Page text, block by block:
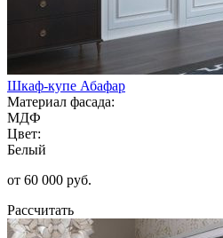
Шкаф-купе Абафар
Материал фасада:
МДФ
Цвет:
Белый
от 60 000 руб.
Рассчитать